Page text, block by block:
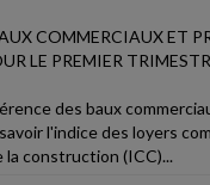
COMMERCIAUX ET
LE PREMIER
des baux
l'indice des loyers
construction (ICC)...